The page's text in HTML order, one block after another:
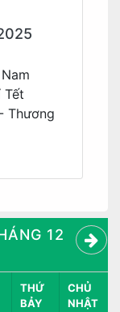
Tết
Thương
12
THỨ
BẢY
CHỦ
NHẬT